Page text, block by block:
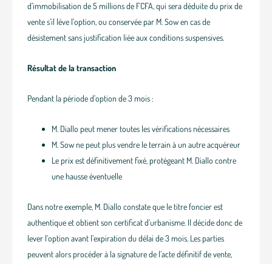
d’immobilisation de 5 millions de FCFA, qui sera déduite du prix de
vente s’il lève l’option, ou conservée par M. Sow en cas de
désistement sans justification liée aux conditions suspensives.
Résultat de la transaction
Pendant la période d’option de 3 mois :
M. Diallo peut mener toutes les vérifications nécessaires
M. Sow ne peut plus vendre le terrain à un autre acquéreur
Le prix est définitivement fixé, protégeant M. Diallo contre
une hausse éventuelle
Dans notre exemple, M. Diallo constate que le titre foncier est
authentique et obtient son certificat d’urbanisme. Il décide donc de
lever l’option avant l’expiration du délai de 3 mois. Les parties
peuvent alors procéder à la signature de l’acte définitif de vente,